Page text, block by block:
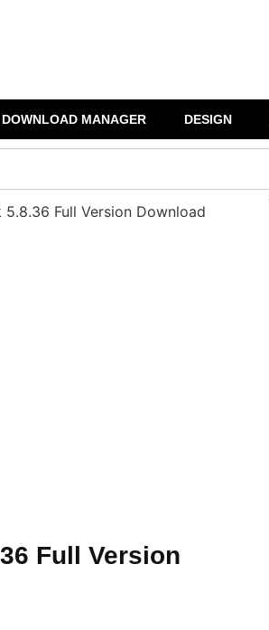
DOWNLOAD MANAGER DESIGN
Full Version Download
Full Version